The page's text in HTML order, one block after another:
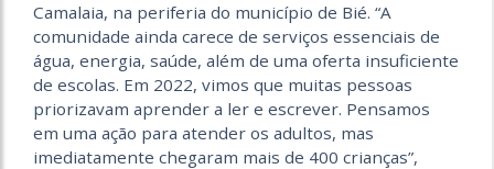
Camalaia, na periferia do município de Bié. “A
comunidade ainda carece de serviços essenciais de
água, energia, saúde, além de uma oferta insuficiente
de escolas. Em 2022, vimos que muitas pessoas
priorizavam aprender a ler e escrever. Pensamos
em uma ação para atender os adultos, mas
imediatamente chegaram mais de 400 crianças”,